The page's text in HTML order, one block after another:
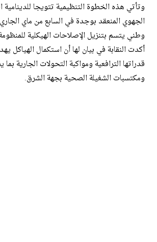
​وتأتي هذه الخطوة التنظيمية تتويجا للدينامية
الجهوي المنعقد بوجدة في السابع من ماي
وطني يتسم بتنزيل الإصلاحات الهيكلية
أكدت النقابة في بيان لها أن استكمال الهياكل
قدراتها الترافعية ومواكبة التحولات الجارية
ومكتسبات الشغيلة الصحية بجهة الشرق.